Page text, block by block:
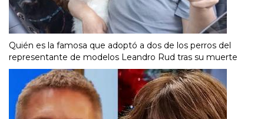
Quién es la famosa que adoptó a dos de los perros del
representante de modelos Leandro Rud tras su muerte